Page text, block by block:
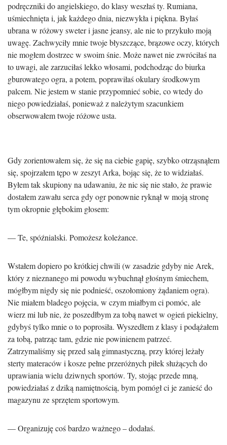
podręczniki do angielskiego, do klasy weszłaś ty. Rumiana,
uśmiechnięta i, jak każdego dnia, niezwykła i piękna. Byłaś
ubrana w różowy sweter i jasne jeansy, ale nie to przykuło moją
uwagę. Zachwyciły mnie twoje błyszczące, brązowe oczy, których
nie mogłem dostrzec w swoim śnie. Może nawet nie zwróciłaś na
to uwagi, ale zarzuciłaś lekko włosami, podchodząc do biurka
gburowatego ogra, a potem, poprawiłaś okulary środkowym
palcem. Nie jestem w stanie przypomnieć sobie, co wtedy do
niego powiedziałaś, ponieważ z należytym szacunkiem
obserwowałem twoje różowe usta.
Gdy zorientowałem się, że się na ciebie gapię, szybko otrząsnąłem
się, spojrzałem tępo w zeszyt Arka, bojąc się, że to widziałaś.
Byłem tak skupiony na udawaniu, że nic się nie stało, że prawie
dostałem zawału serca gdy ogr ponownie ryknął w moją stronę
tym okropnie głębokim głosem:
— Te, spóźnialski. Pomożesz koleżance.
Wstałem dopiero po krótkiej chwili (w zasadzie gdyby nie Arek,
który z nieznanego mi powodu wybuchnął głośnym śmiechem,
mógłbym nigdy się nie podnieść, oszołomiony żądaniem ogra).
Nie miałem bladego pojęcia, w czym miałbym ci pomóc, ale
wierz mi lub nie, że poszedłbym za tobą nawet w ogień piekielny,
gdybyś tylko mnie o to poprosiła. Wyszedłem z klasy i podążałem
za tobą, patrząc tam, gdzie nie powinienem patrzeć.
Zatrzymaliśmy się przed salą gimnastyczną, przy której leżały
sterty materaców i kosze pełne przeróżnych piłek służących do
uprawiania wielu dziwnych sportów. Ty, stojąc przede mną,
powiedziałaś z dziką namiętnością, bym pomógł ci je zanieść do
magazynu ze sprzętem sportowym.
— Organizuję coś bardzo ważnego – dodałaś.